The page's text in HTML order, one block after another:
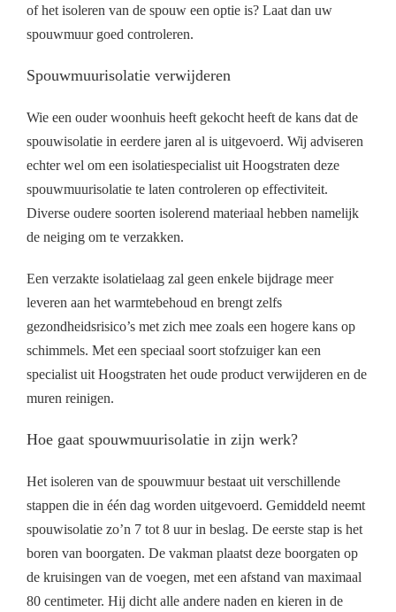
of het isoleren van de spouw een optie is? Laat dan uw
spouwmuur goed controleren.
Spouwmuurisolatie verwijderen
Wie een ouder woonhuis heeft gekocht heeft de kans dat de
spouwisolatie in eerdere jaren al is uitgevoerd. Wij adviseren
echter wel om een isolatiespecialist uit Hoogstraten deze
spouwmuurisolatie te laten controleren op effectiviteit.
Diverse oudere soorten isolerend materiaal hebben namelijk
de neiging om te verzakken.
Een verzakte isolatielaag zal geen enkele bijdrage meer
leveren aan het warmtebehoud en brengt zelfs
gezondheidsrisico’s met zich mee zoals een hogere kans op
schimmels. Met een speciaal soort stofzuiger kan een
specialist uit Hoogstraten het oude product verwijderen en de
muren reinigen.
Hoe gaat spouwmuurisolatie in zijn werk?
Het isoleren van de spouwmuur bestaat uit verschillende
stappen die in één dag worden uitgevoerd. Gemiddeld neemt
spouwisolatie zo’n 7 tot 8 uur in beslag. De eerste stap is het
boren van boorgaten. De vakman plaatst deze boorgaten op
de kruisingen van de voegen, met een afstand van maximaal
80 centimeter. Hij dicht alle andere naden en kieren in de